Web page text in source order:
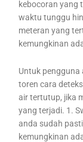
kebocoran yang
waktu tunggu
meteran yang
kemungkinan
Untuk
toren cara
air tertutup, jika
yang terjadi. 1.
anda sudah
kemungkinan